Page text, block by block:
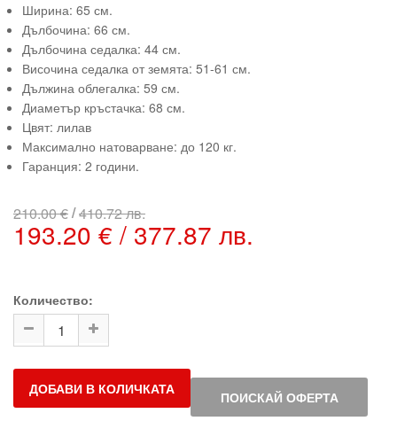
Ширина: 65 см.
Дълбочина: 66 см.
Дълбочина седалка: 44 см.
Височина седалка от земята: 51-61 см.
Дължина облегалка: 59 см.
Диаметър кръстачка: 68 см.
Цвят: лилав
Максимално натоварване: до 120 кг.
Гаранция: 2 години.
210.00 €/410.72 лв.
193.20 € / 377.87 лв.
Количество:
ДОБАВИ В КОЛИЧКАТА ПОИСКАЙ ОФЕРТА